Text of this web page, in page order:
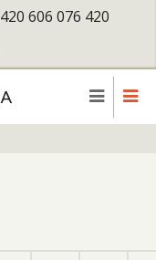
606 076 420